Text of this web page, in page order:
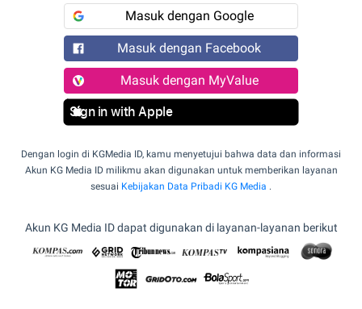
Masuk dengan Google
Masuk dengan Facebook
Masuk dengan MyValue
Sign in with Apple
Dengan login di KGMedia ID, kamu menyetujui bahwa data dan informasi
Akun KG Media ID milikmu akan digunakan untuk memberikan layanan
sesuai Kebijakan Data Pribadi KG Media .
Akun KG Media ID dapat digunakan di layanan-layanan berikut